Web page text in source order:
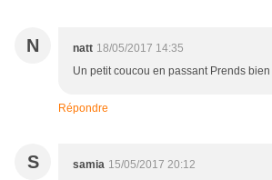
N natt 18/05/2017 14:35
Un petit coucou en passant Prends
Répondre
S samia 15/05/2017 20:12